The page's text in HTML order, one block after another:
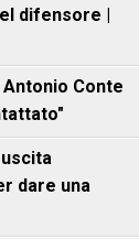
difensore |
Conte
dare una